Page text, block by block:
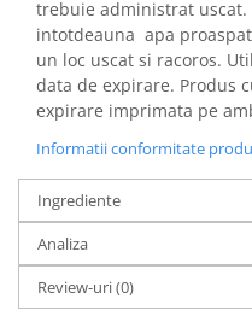
trebuie administrat uscat.
intotdeauna apa
un loc uscat si racoros.
data de expirare. Produs
expirare imprimata pe
Informatii conformitate
Ingrediente
Analiza
Review-uri(0)